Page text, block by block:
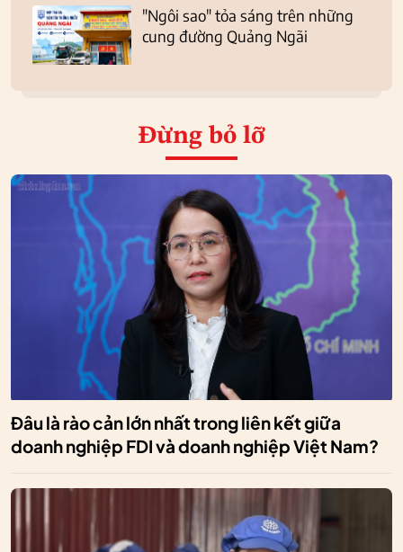
"Ngôi sao" tỏa sáng trên những
cung đường Quảng Ngãi
Đừng bỏ lỡ
Đâu là rào cản lớn nhất trong liên kết giữa
doanh nghiệp FDI và doanh nghiệp Việt Nam?